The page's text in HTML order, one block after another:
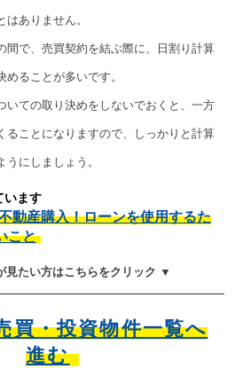
ありません。
間で、売買契約を結ぶ際に、日割り計算
ることが多いです。
いての取り決めをしないでおくと、一方
ることになりますので、しっかりと計算
うにしましょう。
います
動産購入！ローンを使用するた
こと
見たい方はこちらをクリック ▼
買・投資物件一覧へ
進む